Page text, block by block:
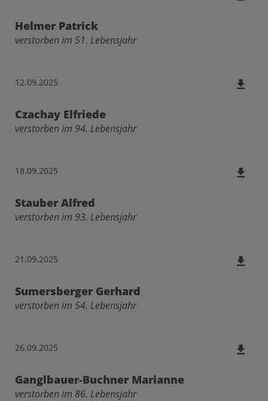
Helmer Patrick
verstorben im 51. Lebensjahr
12.09.2025
Czachay Elfriede
verstorben im 94. Lebensjahr
18.09.2025
Stauber Alfred
verstorben im 93. Lebensjahr
21.09.2025
Sumersberger Gerhard
verstorben im 54. Lebensjahr
26.09.2025
Ganglbauer-Buchner Marianne
verstorben im 86. Lebensjahr